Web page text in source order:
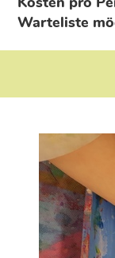
Warteliste